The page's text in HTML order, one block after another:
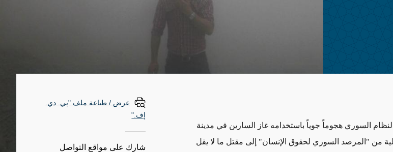
السوري هجوماً جوياً باستخدامه غاز السارين في مدينة
من "المرصد السوري لحقوق الإنسان" إلى مقتل ما لا يقل
عرض / طباعة ملف "پي. دي.
إف."
شارك على مواقع التواصل